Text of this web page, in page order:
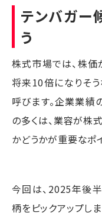
テンバガー
う
株式市場では、株価
将来10倍になりそう
呼びます。企業業績
の多くは、業容が株
かどうかが重要なポ
今回は、2025年後
柄をピックアップしま